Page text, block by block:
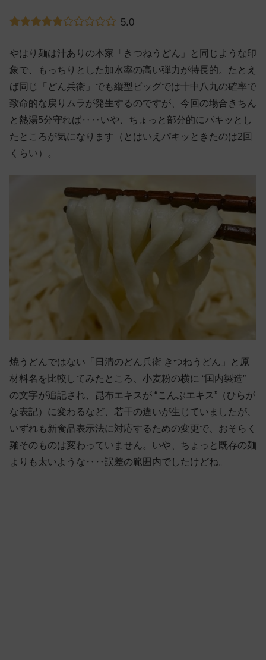
5.0
やはり麺は汁ありの本家「きつねうどん」と同じような印
象で、もっちりとした加水率の高い弾力が特長的。たとえ
ば同じ「どん兵衛」でも縦型ビッグでは十中八九の確率で
致命的な戻りムラが発生するのですが、今回の場合きちん
と熱湯5分守れば‥‥いや、ちょっと部分的にパキッとし
たところが気になります（とはいえパキッときたのは2回
くらい）。
焼うどんではない「日清のどん兵衛 きつねうどん」と原
材料名を比較してみたところ、小麦粉の横に “国内製造”
の文字が追記され、昆布エキスが “こんぶエキス”（ひらが
な表記）に変わるなど、若干の違いが生じていましたが、
いずれも新食品表示法に対応するための変更で、おそらく
麺そのものは変わっていません。いや、ちょっと既存の麺
よりも太いような‥‥誤差の範囲内でしたけどね。